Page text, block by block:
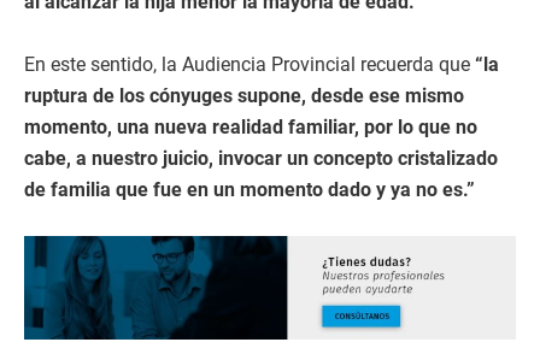
En este sentido, la Audiencia Provincial recuerda que “la
ruptura de los cónyuges supone, desde ese mismo
momento, una nueva realidad familiar, por lo que no
cabe, a nuestro juicio, invocar un concepto cristalizado
de familia que fue en un momento dado y ya no es.”